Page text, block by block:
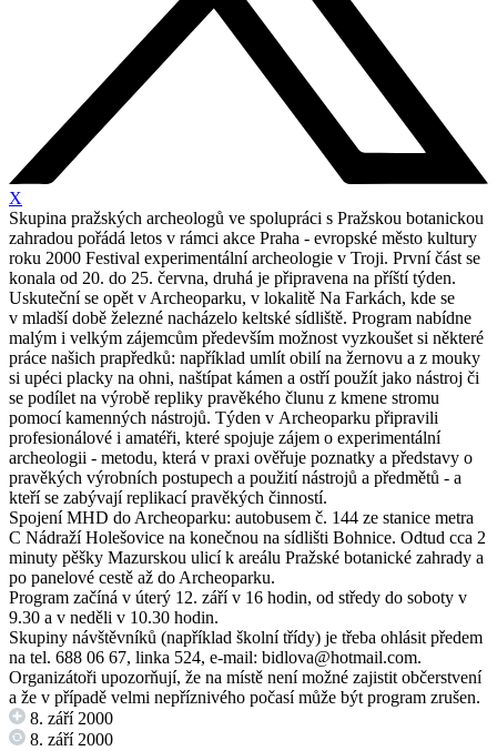
X
Skupina pražských archeologů ve spolupráci s Pražskou botanickou
zahradou pořádá letos v rámci akce Praha - evropské město kultury
roku 2000 Festival experimentální archeologie v Troji. První část se
konala od 20. do 25. června, druhá je připravena na příští týden.
Uskuteční se opět v Archeoparku, v lokalitě Na Farkách, kde se
v mladší době železné nacházelo keltské sídliště. Program nabídne
malým i velkým zájemcům především možnost vyzkoušet si některé
práce našich prapředků: například umlít obilí na žernovu a z mouky
si upéci placky na ohni, naštípat kámen a ostří použít jako nástroj či
se podílet na výrobě repliky pravěkého člunu z kmene stromu
pomocí kamenných nástrojů. Týden v Archeoparku připravili
profesionálové i amatéři, které spojuje zájem o experimentální
archeologii - metodu, která v praxi ověřuje poznatky a představy o
pravěkých výrobních postupech a použití nástrojů a předmětů - a
kteří se zabývají replikací pravěkých činností.
Spojení MHD do Archeoparku: autobusem č. 144 ze stanice metra
C Nádraží Holešovice na konečnou na sídlišti Bohnice. Odtud cca 2
minuty pěšky Mazurskou ulicí k areálu Pražské botanické zahrady a
po panelové cestě až do Archeoparku.
Program začíná v úterý 12. září v 16 hodin, od středy do soboty v
9.30 a v neděli v 10.30 hodin.
Skupiny návštěvníků (například školní třídy) je třeba ohlásit předem
na tel. 688 06 67, linka 524, e-mail: bidlova@hotmail.com.
Organizátoři upozorňují, že na místě není možné zajistit občerstvení
a že v případě velmi nepříznivého počasí může být program zrušen.
8. září 2000
8. září 2000